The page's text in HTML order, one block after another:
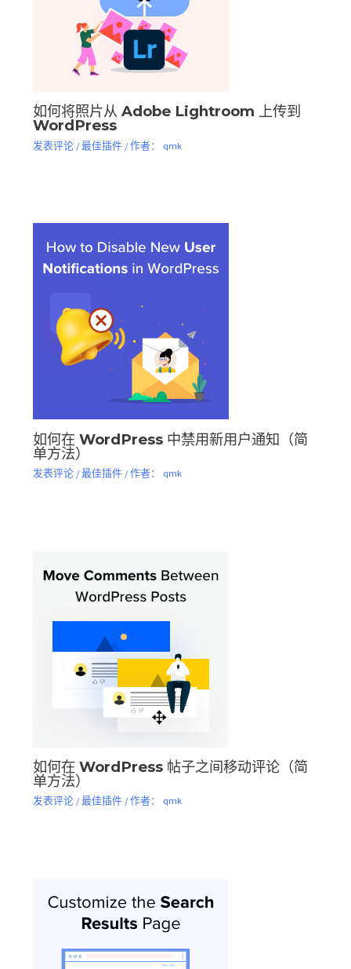
如何将照片从 Adob​​e Lightroom 上传到
WordPress
发表评论 /最佳插件/ 作者： qmk
如何在 WordPress 中禁用新用户通知（简
单方法）
发表评论 /最佳插件/ 作者： qmk
如何在 WordPress 帖子之间移动评论（简
单方法）
发表评论 /最佳插件/ 作者： qmk